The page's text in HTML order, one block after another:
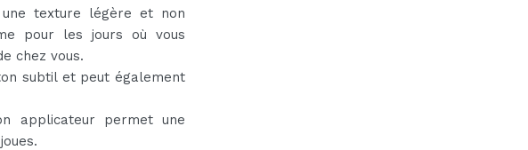
texture légère et non
pour les jours où vous
chez vous.
subtil et peut également
applicateur permet une